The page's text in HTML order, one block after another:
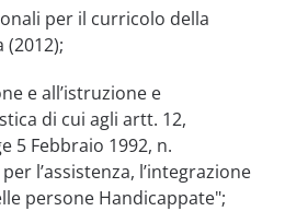
per il curricolo della
(2012);
e all’istruzione e
di cui agli artt. 12,
5 Febbraio 1992, n.
l’assistenza, l’integrazione
persone Handicappate";